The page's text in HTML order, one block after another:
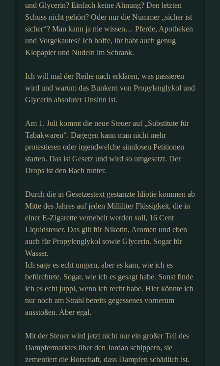
und Glycerin? Einfach keine Ahnung? Den letzten
Schuss nicht gehört? Oder nur die Nummer „sicher ist
sicher“? Man kann ja nie wissen… Pferde, Apotheken
und Vorgekautes? Ich hoffe, ihr habt auch genug
Klopapier und Nudeln im Schrank.
Ich will mal der Reihe nach erklären, was passieren
wird und warum das Bunkern von Propylenglykol und
Glycerin absoluter Unsinn ist.
Am 1. Juli kommt die neue Steuer auf „Substitute für
Tabakwaren“. Dagegen kann man nicht mehr
protestieren oder irgendwelche sinnlosen Petitionen
starten. Das ist Gesetz und wird so umgesetzt. Der
Drops ist den Bach runter.
Durch die in Gesetzestext gestanzte Idiotie kommen ab
Mitte des Jahres auf jeden Milliliter Flüssigkeit, die in
einer E-Zigarette vernebelt werden soll, 16 Cent
Liquidsteuer. Das gilt für Nikotin, Aromen und eben
auch für Propylenglykol sowie Glycerin. Sogar für
Wasser.
Ich sage es echt ungern, aber es kam, wie ich es
befürchtete. Sogar, wie ich es gesagt habe. Sonst finde
ich es echt juppi, wenn ich recht habe. Hier könnte ich
nur noch am Strahl bereits gegessenes vornerum
ausstoßen. Aber egal.
Mit der Steuer wird jetzt nicht nur ein großer Teil des
Dampfermarktes über den Jordan schippern, sie
zementiert die Botschaft, dass Dampfen schädlich ist.